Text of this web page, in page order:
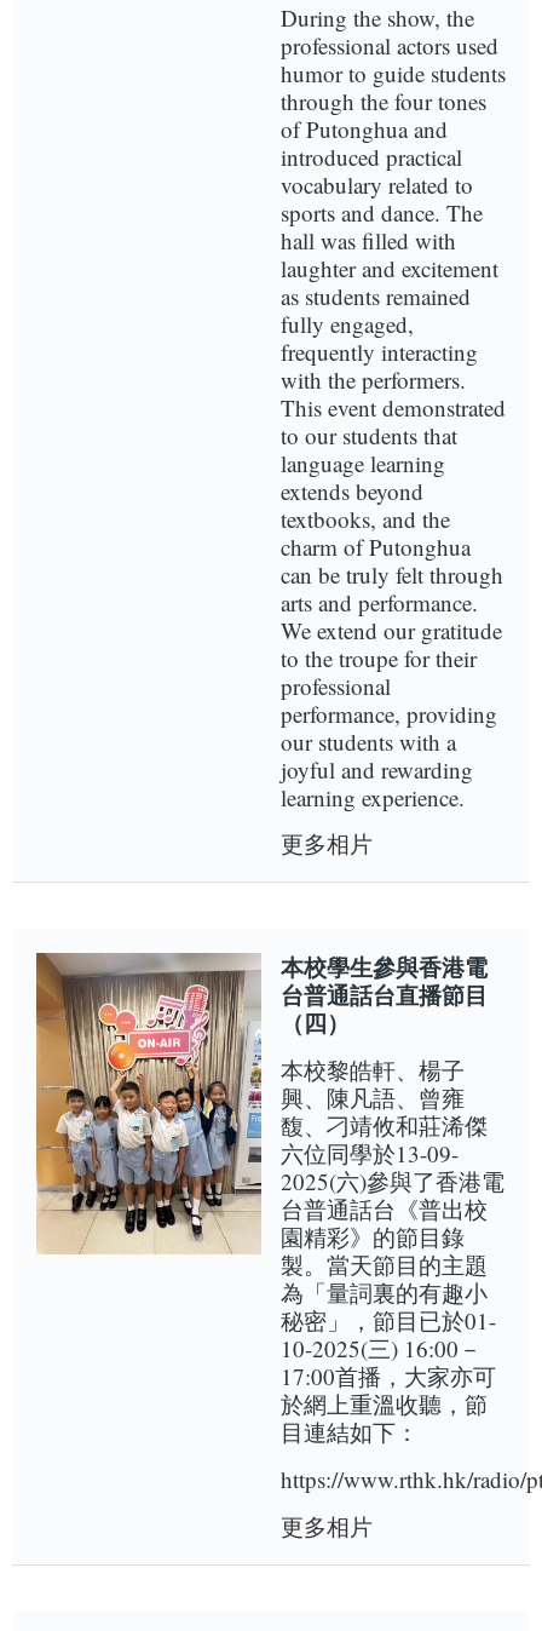
During the show, the
professional actors used
humor to guide students
through the four tones
of Putonghua and
introduced practical
vocabulary related to
sports and dance. The
hall was filled with
laughter and excitement
as students remained
fully engaged,
frequently interacting
with the performers.
This event demonstrated
to our students that
language learning
extends beyond
textbooks, and the
charm of Putonghua
can be truly felt through
arts and performance.
We extend our gratitude
to the troupe for their
professional
performance, providing
our students with a
joyful and rewarding
learning experience.
更多相片
本校學生參與香港電
台普通話台直播節目
（四）
本校黎皓軒、楊子
興、陳凡語、曾雍
馥、刁靖攸和莊浠傑
六位同學於13-09-
2025(六)參與了香港電
台普通話台《普出校
園精彩》的節目錄
製。當天節目的主題
為「量詞裏的有趣小
秘密」，節目已於01-
10-2025(三) 16:00－
17:00首播，大家亦可
於網上重溫收聽，節
目連結如下：
https://www.rthk.hk/radio/
更多相片